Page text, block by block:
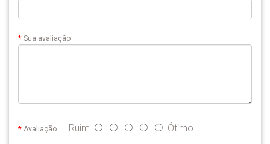
Sua avaliação
Avaliação Ruim Ótimo